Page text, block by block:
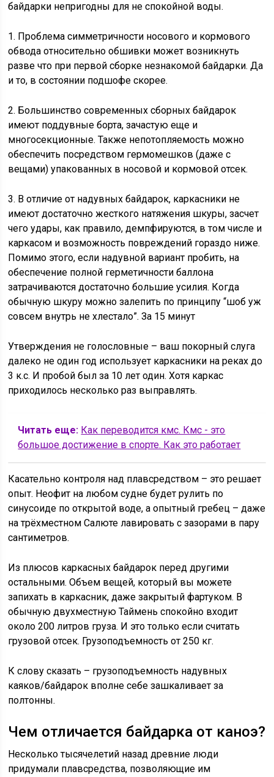
байдарки непригодны для не спокойной воды.
1. Проблема симметричности носового и кормового
обвода относительно обшивки может возникнуть
разве что при первой сборке незнакомой байдарки. Да
и то, в состоянии подшофе скорее.
2. Большинство современных сборных байдарок
имеют поддувные борта, зачастую еще и
многосекционные. Также непотопляемость можно
обеспечить посредством гермомешков (даже с
вещами) упакованных в носовой и кормовой отсек.
3. В отличие от надувных байдарок, каркасники не
имеют достаточно жесткого натяжения шкуры, засчет
чего удары, как правило, демпфируются, в том числе и
каркасом и возможность повреждений гораздо ниже.
Помимо этого, если надувной вариант пробить, на
обеспечение полной герметичности баллона
затрачиваются достаточно большие усилия. Когда
обычную шкуру можно залепить по принципу “шоб уж
совсем внутрь не хлестало”. За 15 минут
Утверждения не голословные – ваш покорный слуга
далеко не один год использует каркасники на реках до
3 к.с. И пробой был за 10 лет один. Хотя каркас
приходилось несколько раз выправлять.
Читать еще: Как переводится кмс. Кмс - это
большое достижение в спорте. Как это работает
Касательно контроля над плавсредством – это решает
опыт. Неофит на любом судне будет рулить по
синусоиде по открытой воде, а опытный гребец – даже
на трёхместном Салюте лавировать с зазорами в пару
сантиметров.
Из плюсов каркасных байдарок перед другими
остальными. Объем вещей, который вы можете
запихать в каркасник, даже закрытый фартуком. В
обычную двухместную Таймень спокойно входит
около 200 литров груза. И это только если считать
грузовой отсек. Грузоподъемность от 250 кг.
К слову сказать – грузоподъемность надувных
каяков/байдарок вполне себе зашкаливает за
полтонны.
Чем отличается байдарка от каноэ?
Несколько тысячелетий назад древние люди
придумали плавсредства, позволяющие им